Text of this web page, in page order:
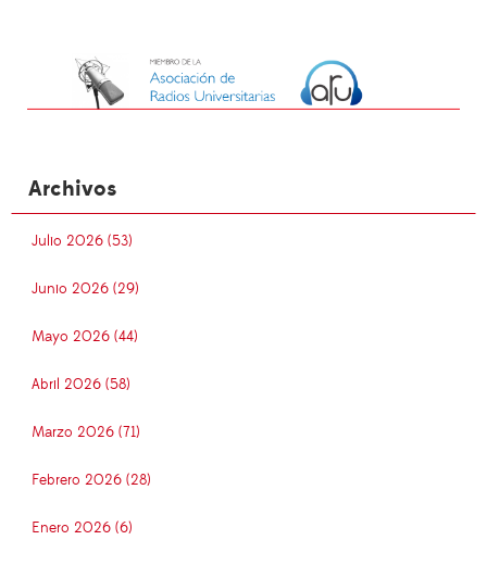
Archivos
Julio 2026 (53)
Junio 2026 (29)
Mayo 2026 (44)
Abril 2026 (58)
Marzo 2026 (71)
Febrero 2026 (28)
Enero 2026 (6)